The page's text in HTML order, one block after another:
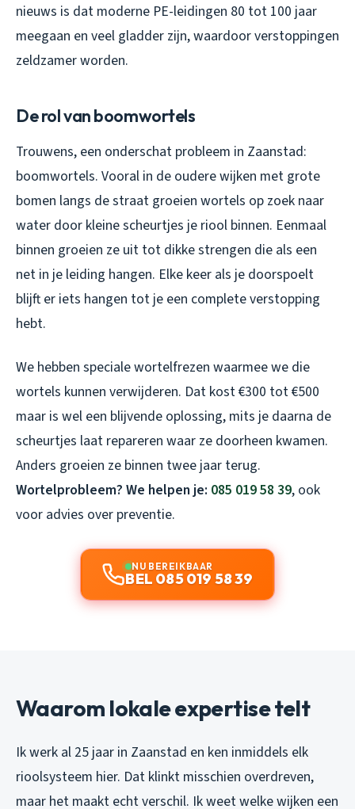
nieuws is dat moderne PE-leidingen 80 tot 100 jaar
meegaan en veel gladder zijn, waardoor verstoppingen
zeldzamer worden.
De rol van boomwortels
Trouwens, een onderschat probleem in Zaanstad:
boomwortels. Vooral in de oudere wijken met grote
bomen langs de straat groeien wortels op zoek naar
water door kleine scheurtjes je riool binnen. Eenmaal
binnen groeien ze uit tot dikke strengen die als een
net in je leiding hangen. Elke keer als je doorspoelt
blijft er iets hangen tot je een complete verstopping
hebt.
We hebben speciale wortelfrezen waarmee we die
wortels kunnen verwijderen. Dat kost €300 tot €500
maar is wel een blijvende oplossing, mits je daarna de
scheurtjes laat repareren waar ze doorheen kwamen.
Anders groeien ze binnen twee jaar terug.
Wortelprobleem? We helpen je: 085 019 58 39, ook
voor advies over preventie.
NU BEREIKBAAR
BEL 085 019 58 39
Waarom lokale expertise telt
Ik werk al 25 jaar in Zaanstad en ken inmiddels elk
rioolsysteem hier. Dat klinkt misschien overdreven,
maar het maakt echt verschil. Ik weet welke wijken een